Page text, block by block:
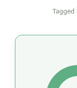
Tagged